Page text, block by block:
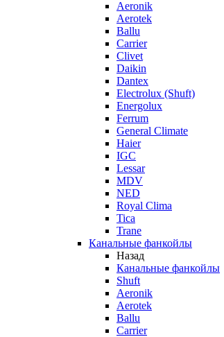
Aeronik
Aerotek
Ballu
Carrier
Clivet
Daikin
Dantex
Electrolux (Shuft)
Energolux
Ferrum
General Climate
Haier
IGC
Lessar
MDV
NED
Royal Clima
Tica
Trane
Канальные фанкойлы
Назад
Канальные фанкойлы
Shuft
Aeronik
Aerotek
Ballu
Carrier